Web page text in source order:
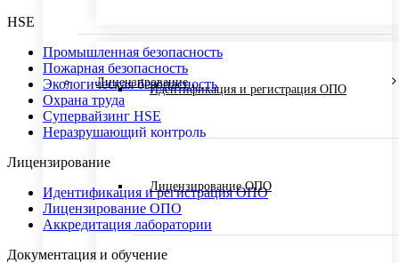
Лицензирование
Идентификация и регистрация ОПО
Лицензирование ОПО
HSE
Промышленная безопасность
Пожарная безопасность
Экологическая безопасность
Охрана труда
Супервайзинг HSE
Неразрушающий контроль
Лицензирование
Идентификация и регистрация ОПО
Лицензирование ОПО
Аккредитация лаборатории
Документация и обучение